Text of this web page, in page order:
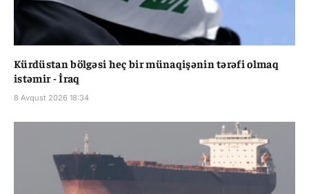
Kürdüstan bölgəsi heç bir münaqişənin tərəfi olmaq
istəmir - İraq
8 Avqust 2026 18:34